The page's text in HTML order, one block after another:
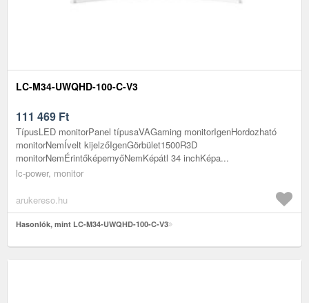
LC-M34-UWQHD-100-C-V3
111 469 Ft
TípusLED monitorPanel típusaVAGaming monitorIgenHordozható
monitorNemÍvelt kijelzőIgenGörbület1500R3D
monitorNemÉrintőképernyőNemKépátl 34 inchKépa...
lc-power, monitor
arukereso.hu
Hasonlók, mint LC-M34-UWQHD-100-C-V3